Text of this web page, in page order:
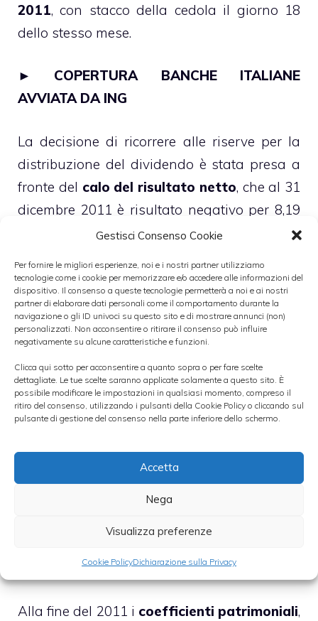
Gestisci Consenso Cookie
Per fornire le migliori esperienze, noi e i nostri partner utilizziamo
tecnologie come i cookie per memorizzare e/o accedere alle informazioni del
dispositivo. Il consenso a queste tecnologie permetterà a noi e ai nostri
partner di elaborare dati personali come il comportamento durante la
navigazione o gli ID univoci su questo sito e di mostrare annunci (non)
personalizzati. Non acconsentire o ritirare il consenso può influire
negativamente su alcune caratteristiche e funzioni.
Clicca qui sotto per acconsentire a quanto sopra o per fare scelte
dettagliate. Le tue scelte saranno applicate solamente a questo sito. È
possibile modificare le impostazioni in qualsiasi momento, compreso il
ritiro del consenso, utilizzando i pulsanti della Cookie Policy o cliccando sul
pulsante di gestione del consenso nella parte inferiore dello schermo.
Accetta
Nega
Visualizza preferenze
Cookie PolicyDichiarazione sulla Privacy
2011, con stacco della cedola il giorno 18
dello stesso mese.
► COPERTURA BANCHE ITALIANE
AVVIATA DA ING
La decisione di ricorrere alle riserve per la
distribuzione del dividendo è stata presa a
fronte del calo del risultato netto, che al 31
dicembre 2011 è risultato negativo per 8,19
miliardi di euro, rispetto al risultato positivo
dell’esercizio 2010.
►TUTTI I DIVIDENDI 2012 BORSA
ITALIANA
Iproventi operativi nettisono risultati pari
a 16,785 miliardi di euro, in crescita dell’1,5%,
ha registrato un incremento del 5,9% a 7,648
miglioramento al 54,4% dal 56,3% del 2010.
miliardi di euro.
Alla fine del 2011 i coefficienti patrimoniali,